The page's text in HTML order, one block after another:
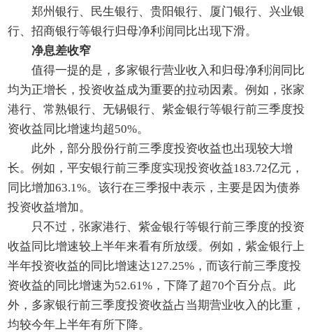
郑州银行、民生银行、贵阳银行、厦门银行、兴业银
行、招商银行等银行归母净利润同比出现下滑。
净息差收窄
值得一提的是，多家银行营业收入和归母净利润同比
均为正增长，投资收益成为重要的拉动因素。例如，张家
港行、常熟银行、无锡银行、紫金银行等银行前三季度投
资收益同比增速均超50%。
此外，部分股份行前三季度投资收益也出现较大增
长。例如，平安银行前三季度实现投资收益183.72亿元，
同比增加63.1%。该行在三季报中表示，主要是因为债券
投资收益增加。
只不过，张家港行、紫金银行等银行前三季度的投资
收益同比增速较上半年来看有所放缓。例如，紫金银行上
半年投资收益的同比增速达127.25%，而该行前三季度投
资收益的同比增速为52.61%，下降了超70个百分点。此
外，多家银行前三季度投资收益占当期营业收入的比重，
均较今年上半年有所下降。